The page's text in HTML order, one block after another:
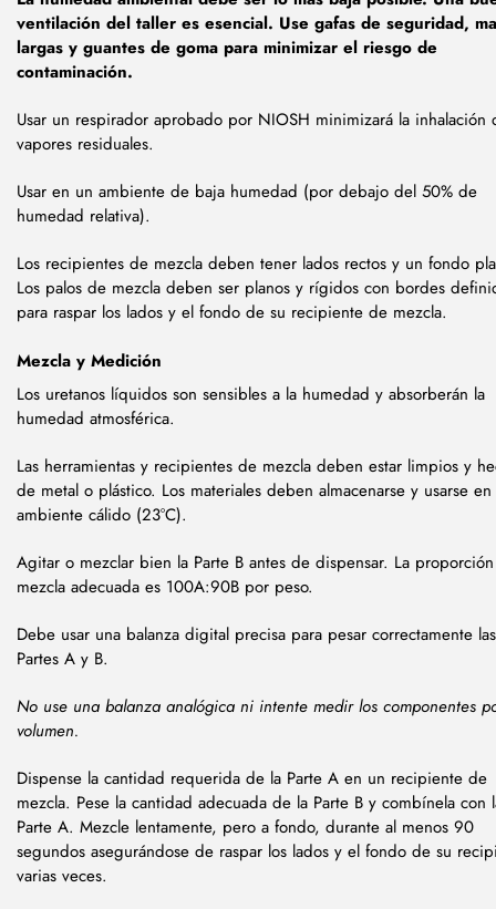
ventilación del taller es esencial. Use gafas de seguridad,
largas y guantes de goma para minimizar el riesgo de
contaminación.
Usar un respirador aprobado por NIOSH minimizará la inhalación
vapores residuales.
Usar en un ambiente de baja humedad (por debajo del 50% de
humedad relativa).
Los recipientes de mezcla deben tener lados rectos y un fondo
Los palos de mezcla deben ser planos y rígidos con bordes
para raspar los lados y el fondo de su recipiente de mezcla.
Mezcla y Medición
Los uretanos líquidos son sensibles a la humedad y absorberán la
humedad atmosférica.
Las herramientas y recipientes de mezcla deben estar limpios y
de metal o plástico. Los materiales deben almacenarse y usarse
ambiente cálido (23°C).
Agitar o mezclar bien la Parte B antes de dispensar. La
mezcla adecuada es 100A:90B por peso.
Debe usar una balanza digital precisa para pesar correctamente las
Partes A y B.
No use una balanza analógica ni intente medir los componentes
volumen.
Dispense la cantidad requerida de la Parte A en un recipiente de
mezcla. Pese la cantidad adecuada de la Parte B y combínela con
Parte A. Mezcle lentamente, pero a fondo, durante al menos 90
segundos asegurándose de raspar los lados y el fondo de su
varias veces.